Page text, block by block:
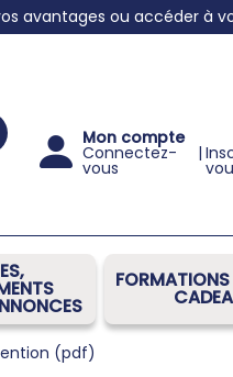
avantages ou accéder à
Mon compte
Connectez-
vous
|
(pdf)